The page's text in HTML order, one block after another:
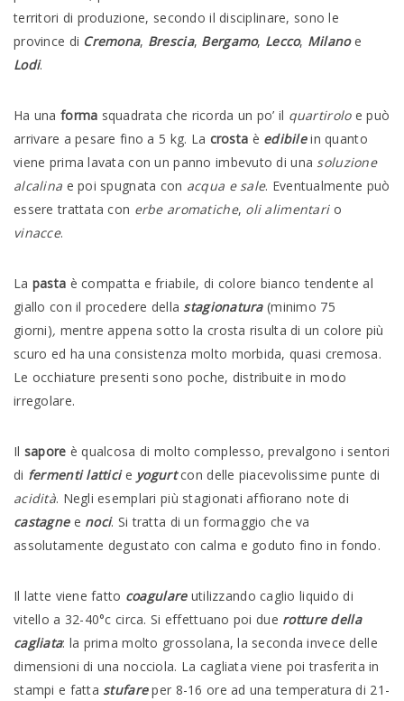
territori di produzione, secondo il disciplinare, sono le
province di Cremona, Brescia, Bergamo, Lecco, Milanoe
Lodi.
Ha una forma squadrata che ricorda un po’ il quartiroloe può
arrivare a pesare fino a 5 kg. La crosta è edibilein quanto
viene prima lavata con un panno imbevuto di una soluzione
alcalina e poi spugnata con acqua e sale. Eventualmente può
essere trattata con erbe aromatiche, oli alimentario
vinacce.
La pasta è compatta e friabile, di colore bianco tendente al
giallo con il procedere della stagionatura(minimo 75
giorni), mentre appena sotto la crosta risulta di un colore più
scuro ed ha una consistenza molto morbida, quasi cremosa.
Le occhiature presenti sono poche, distribuite in modo
irregolare.
Il sapore è qualcosa di molto complesso, prevalgono i sentori
di fermenti latticie yogurtcon delle piacevolissime punte di
acidità. Negli esemplari più stagionati affiorano note di
castagnee noci. Si tratta di un formaggio che va
assolutamente degustato con calma e goduto fino in fondo.
Il latte viene fatto coagulareutilizzando caglio liquido di
vitello a 32-40°c circa. Si effettuano poi due rotture della
cagliata: la prima molto grossolana, la seconda invece delle
dimensioni di una nocciola. La cagliata viene poi trasferita in
stampi e fatta stufareper 8-16 ore ad una temperatura di 21-